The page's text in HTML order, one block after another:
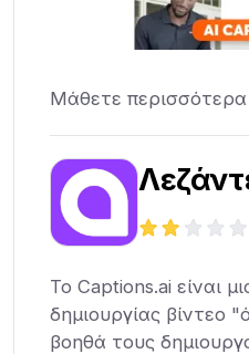
Μάθετε περισσότερα
Το Captions.ai είναι
δημιουργίας βίντεο
βοηθά τους